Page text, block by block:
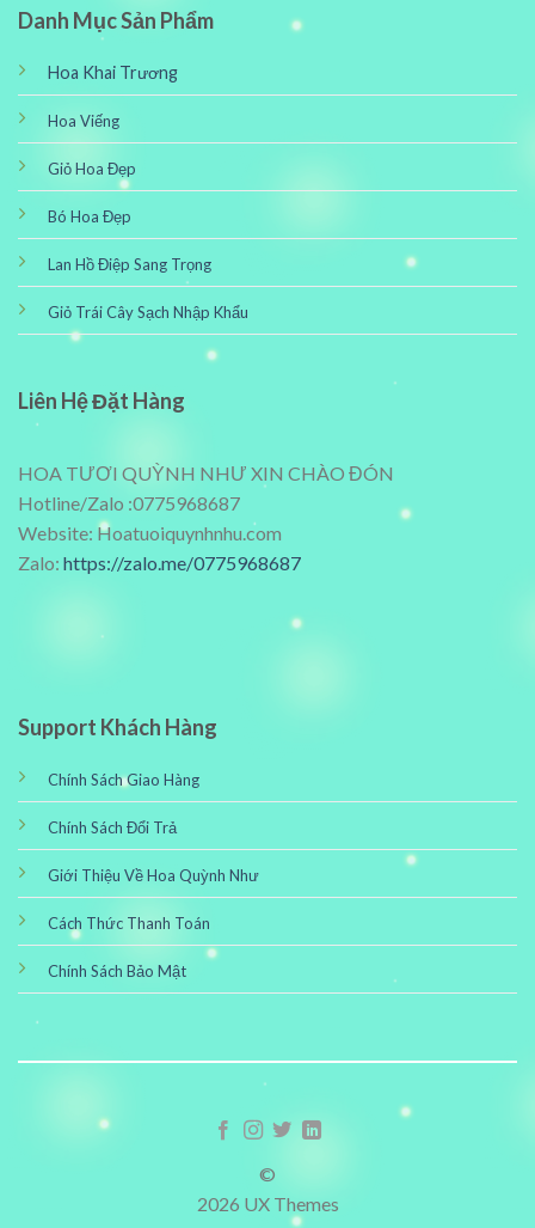
Danh Mục Sản Phẩm
Hoa Khai Trương
Hoa Viếng
Giỏ Hoa Đẹp
Bó Hoa Đẹp
Lan Hồ Điệp Sang Trọng
Giỏ Trái Cây Sạch Nhập Khẩu
Liên Hệ Đặt Hàng
HOA TƯƠI QUỲNH NHƯ XIN CHÀO ĐÓN
Hotline/Zalo :0775968687
Website: Hoatuoiquynhnhu.com
Zalo: https://zalo.me/0775968687
Support Khách Hàng
Chính Sách Giao Hàng
Chính Sách Đổi Trả
Giới Thiệu Về Hoa Quỳnh Như
Cách Thức Thanh Toán
Chính Sách Bảo Mật
©
2026 UX Themes